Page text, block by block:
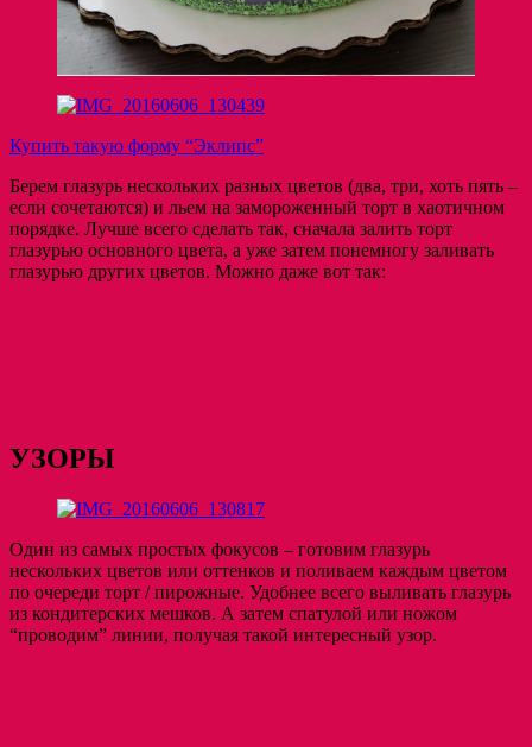
Купить такую форму “Эклипс”
Берем глазурь нескольких разных цветов (два, три, хоть пять –
если сочетаются) и льем на замороженный торт в хаотичном
порядке. Лучше всего сделать так, сначала залить торт
глазурью основного цвета, а уже затем понемногу заливать
глазурью других цветов. Можно даже вот так:
УЗОРЫ
Один из самых простых фокусов – готовим глазурь
нескольких цветов или оттенков и поливаем каждым цветом
по очереди торт / пирожные. Удобнее всего выливать глазурь
из кондитерских мешков. А затем спатулой или ножом
“проводим” линии, получая такой интересный узор.